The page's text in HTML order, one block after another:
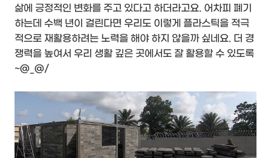
삶에 긍정적인 변화를 주고 있다고 하더라고요. 어차피 폐기
하는데 수백 년이 걸린다면 우리도 이렇게 플라스틱을 적극
적으로 재활용하려는 노력을 해야 하지 않을까 싶네요. 더 경
쟁력을 높여서 우리 생활 깊은 곳에서도 잘 활용할 수 있도록
~@_@/